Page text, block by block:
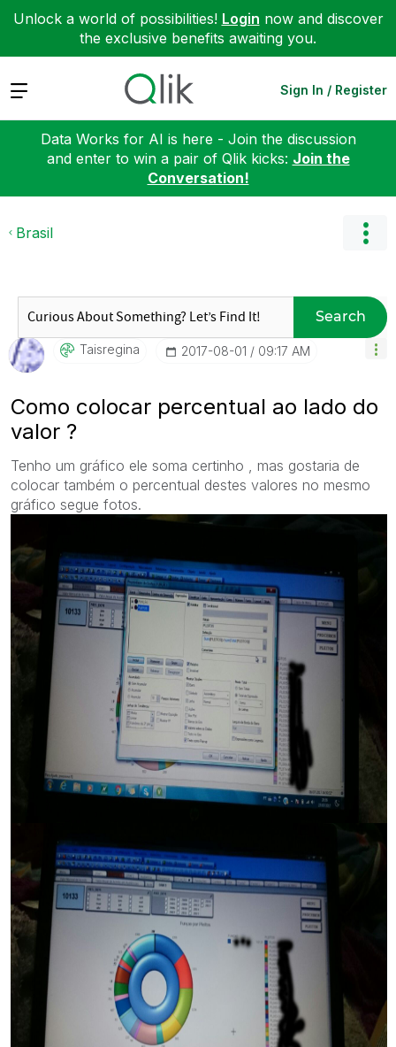
Unlock a world of possibilities! Login now and discover
the exclusive benefits awaiting you.
Expand Sign In / Register
Data Works for AI is here - Join the discussion
and enter to win a pair of Qlik kicks: Join the
Conversation!
Brasil
Search
Taisregina ‎2017-08-01 09:17 AM
Como colocar percentual ao lado do
valor ?
Tenho um gráfico ele soma certinho , mas gostaria de
colocar também o percentual destes valores no mesmo
gráfico segue fotos.